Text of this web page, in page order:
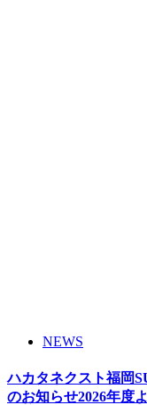
NEWS
ハカタネクスト福岡
のお知らせ2026年度